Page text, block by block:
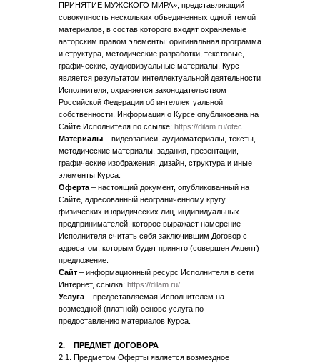
ПРИНЯТИЕ МУЖСКОГО МИРА», представляющий
совокупность нескольких объединенных одной темой
материалов, в состав которого входят охраняемые
авторским правом элементы: оригинальная программа
и структура, методические разработки, текстовые,
графические, аудиовизуальные материалы. Курс
является результатом интеллектуальной деятельности
Исполнителя, охраняется законодательством
Российской Федерации об интеллектуальной
собственности. Информация о Курсе опубликована на
Сайте Исполнителя по ссылке: https://dilam.ru/otec
Материалы – видеозаписи, аудиоматериалы, тексты,
методические материалы, задания, презентации,
графические изображения, дизайн, структура и иные
элементы Курса.
Оферта – настоящий документ, опубликованный на
Сайте, адресованный неограниченному кругу
физических и юридических лиц, индивидуальных
предпринимателей, которое выражает намерение
Исполнителя считать себя заключившим Договор с
адресатом, которым будет принято (совершен Акцепт)
предложение.
Сайт – информационный ресурс Исполнителя в сети
Интернет, ссылка: https://dilam.ru/
Услуга – предоставляемая Исполнителем на
возмездной (платной) основе услуга по
предоставлению материалов Курса.
2. ПРЕДМЕТ ДОГОВОРА
2.1. Предметом Оферты является возмездное